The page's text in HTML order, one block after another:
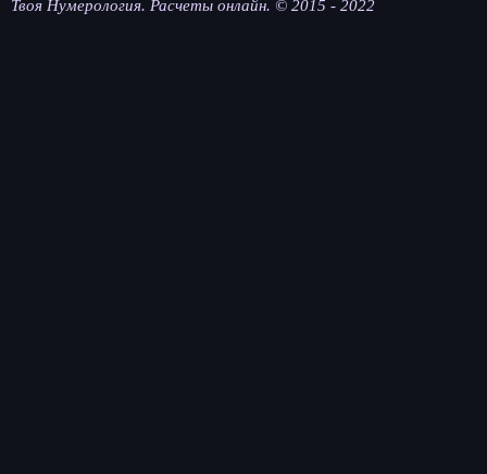
Твоя Нумерология. Расчеты онлайн. © 2015 - 2022